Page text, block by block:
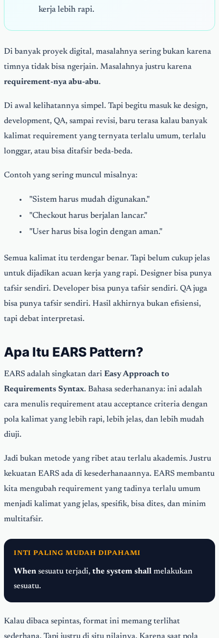
kerja lebih rapi.
Di banyak proyek digital, masalahnya sering bukan karena
timnya tidak bisa ngerjain. Masalahnya justru karena
requirement-nya abu-abu.
Di awal kelihatannya simpel. Tapi begitu masuk ke design,
development, QA, sampai revisi, baru terasa kalau banyak
kalimat requirement yang ternyata terlalu umum, terlalu
longgar, atau bisa ditafsir beda-beda.
Contoh yang sering muncul misalnya:
"Sistem harus mudah digunakan."
"Checkout harus berjalan lancar."
"User harus bisa login dengan aman."
Semua kalimat itu terdengar benar. Tapi belum cukup jelas
untuk dijadikan acuan kerja yang rapi. Designer bisa punya
tafsir sendiri. Developer bisa punya tafsir sendiri. QA juga
bisa punya tafsir sendiri. Hasil akhirnya bukan efisiensi,
tapi debat interpretasi.
Apa Itu EARS Pattern?
EARS adalah singkatan dari Easy Approach to
Requirements Syntax. Bahasa sederhananya: ini adalah
cara menulis requirement atau acceptance criteria dengan
pola kalimat yang lebih rapi, lebih jelas, dan lebih mudah
diuji.
Jadi bukan metode yang ribet atau terlalu akademis. Justru
kekuatan EARS ada di kesederhanaannya. EARS membantu
kita mengubah requirement yang tadinya terlalu umum
menjadi kalimat yang jelas, spesifik, bisa dites, dan minim
multitafsir.
INTI PALING MUDAH DIPAHAMI
When sesuatu terjadi, the system shall melakukan
sesuatu.
Kalau dibaca sepintas, format ini memang terlihat
sederhana. Tapi justru di situ nilainya. Karena saat pola